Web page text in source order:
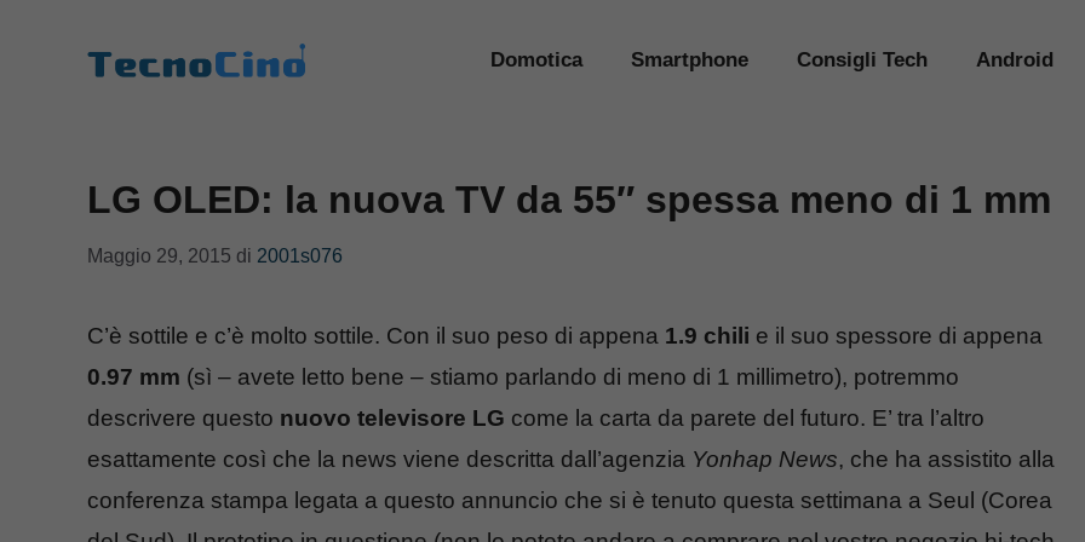
Domotica Smartphone Consigli Tech Android
LG OLED: la nuova TV da 55″ spessa meno di 1 mm
Maggio 29, 2015 di 2001s076
C’è sottile e c’è molto sottile. Con il suo peso di appena 1.9 chili e il suo spessore di appena
0.97 mm (sì – avete letto bene – stiamo parlando di meno di 1 millimetro), potremmo
descrivere questo nuovo televisore LG come la carta da parete del futuro. E’ tra l’altro
esattamente così che la news viene descritta dall’agenzia Yonhap News, che ha assistito alla
conferenza stampa legata a questo annuncio che si è tenuto questa settimana a Seul (Corea